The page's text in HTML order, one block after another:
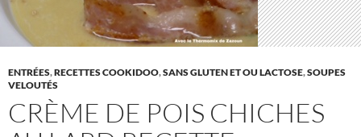
ENTRÉES,RECETTES COOKIDOO,SANS GLUTEN ET OU LACTOSE,SOUPES
VELOUTÉS
CRÈME DE POIS CHICHES